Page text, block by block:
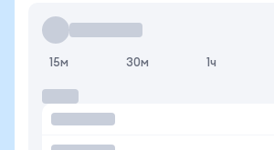
15м 30м 1ч